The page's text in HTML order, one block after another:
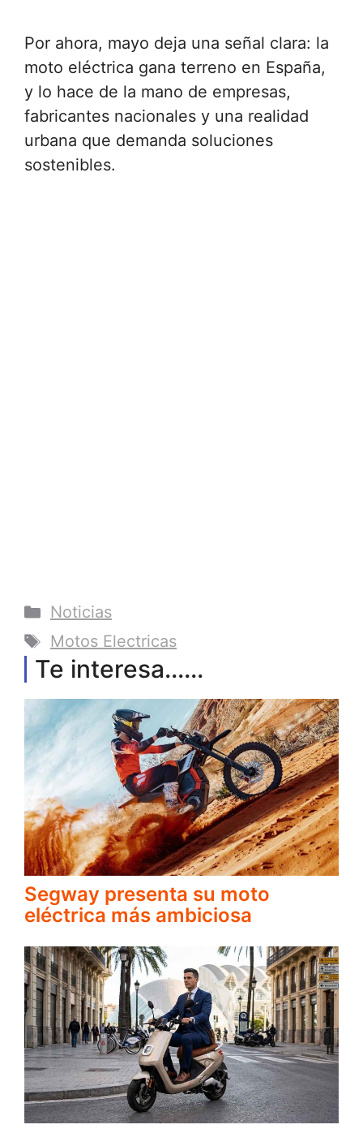
Por ahora, mayo deja una señal clara: la
moto eléctrica gana terreno en España,
y lo hace de la mano de empresas,
fabricantes nacionales y una realidad
urbana que demanda soluciones
sostenibles.
Categorías
Noticias
Etiquetas
Motos Electricas
Te interesa......
Segway presenta su moto
eléctrica más ambiciosa